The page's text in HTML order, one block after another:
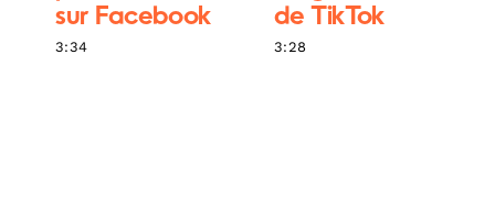
sur Facebook
3:34
de TikTok
3:28